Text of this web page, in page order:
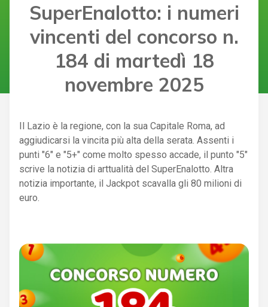
SuperEnalotto: i numeri
vincenti del concorso n.
184 di martedì 18
novembre 2025
Il Lazio è la regione, con la sua Capitale Roma, ad
aggiudicarsi la vincita più alta della serata. Assenti i
punti "6" e "5+" come molto spesso accade, il punto "5"
scrive la notizia di arttualità del SuperEnalotto. Altra
notizia importante, il Jackpot scavalla gli 80 milioni di
euro.